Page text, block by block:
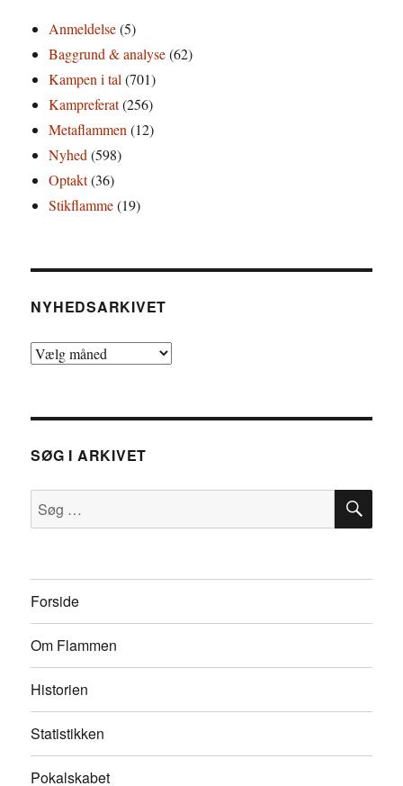
Anmeldelse(5)
Baggrund & analyse(62)
Kampen i tal (701)
Kampreferat(256)
Metaflammen (12)
Nyhed (598)
Optakt(36)
Stikflamme(19)
NYHEDSARKIVET
Nyhedsarkivet
SØG I ARKIVET
Søg
efter:
SØG
Forside
Om Flammen
Historien
Statistikken
Pokalskabet